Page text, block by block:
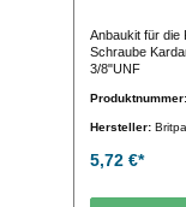
Anbaukit für die
Schraube
3/8"UNF
Produktnummer:
Hersteller:
5,72 €*